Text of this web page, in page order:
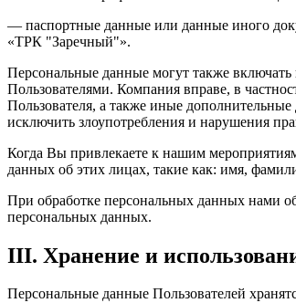
— паспортные данные или данные иного
«ТРК "Заречный"».
Персональные данные могут также включать
Пользователями. Компания вправе, в
Пользователя, а также иные
исключить злоупотребления и нарушения
Когда Вы привлекаете к нашим
данных об этих лицах, такие как: имя,
При обработке персональных данных нами
персональных данных.
III. Хранение и
Персональные данные Пользователей